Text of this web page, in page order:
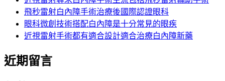
飛秒雷射白內障手術治療後國際認證眼科
眼科微創技術搭配白內障是十分常見的眼疾
近視雷射手術都有適合設計適合治療白內障新藥
近期留言